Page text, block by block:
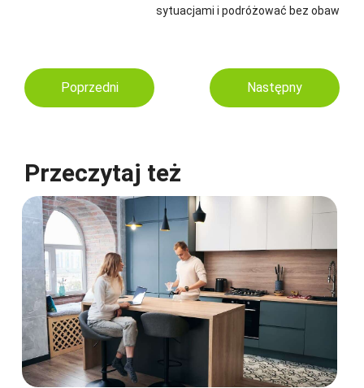
sytuacjami i podróżować bez obaw
Poprzedni Następny
Przeczytaj też